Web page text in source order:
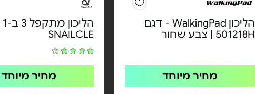
הליכון WalkingPad - דגם
501218H | צבע שחור
מחיר מיוחד
SNAILCLE
מחיר מיוחד